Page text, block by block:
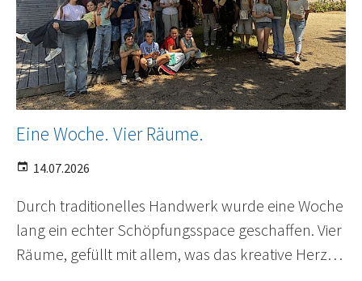
Eine Woche. Vier Räume.
14.07.2026
Durch traditionelles Handwerk wurde eine Woche
lang ein echter Schöpfungsspace geschaffen. Vier
Räume, gefüllt mit allem, was das kreative Herz…